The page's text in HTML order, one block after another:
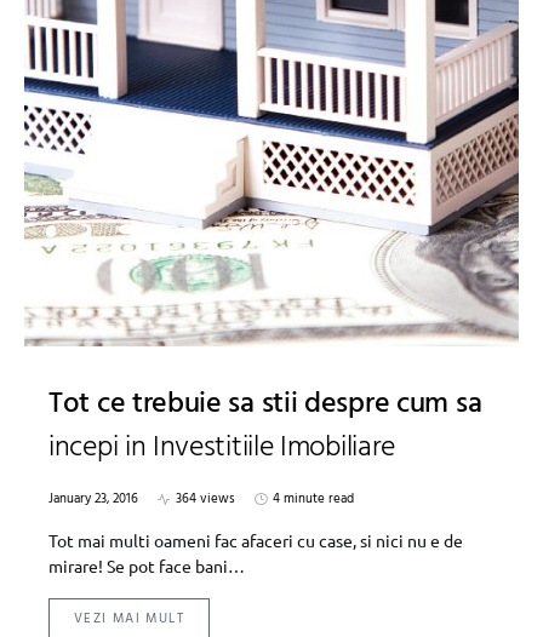
Tot ce trebuie sa stii despre cum sa
incepi in Investitiile Imobiliare
January 23, 2016 364 views
4 minute read
Tot mai multi oameni fac afaceri cu case, si nici nu e de
mirare! Se pot face bani…
VEZI MAI MULT